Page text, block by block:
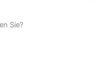
Sie?